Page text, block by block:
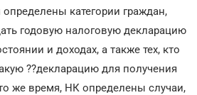
категории граждан,
годовую налоговую декларацию
и доходах, а также тех, кто
??декларацию для получения
же время, НК определены случаи,